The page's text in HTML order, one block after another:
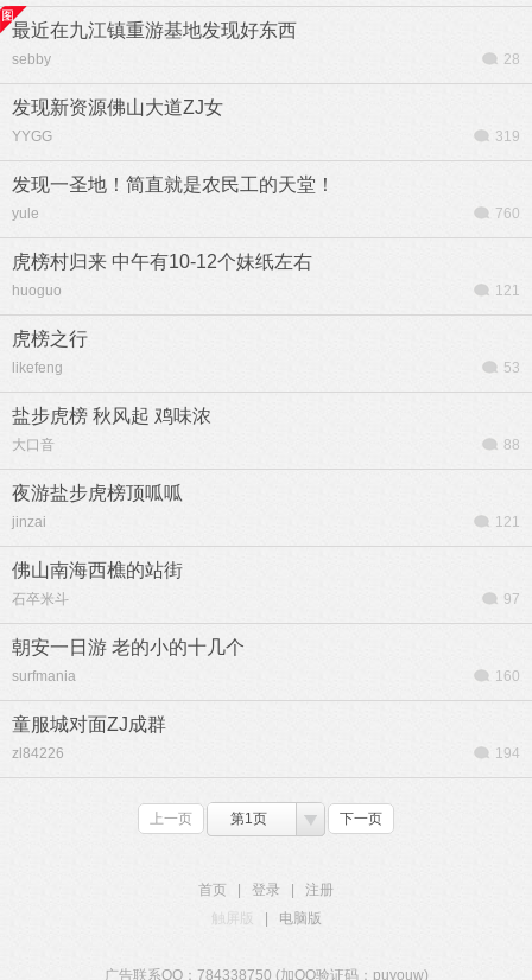
最近在九江镇重游基地发现好东西
sebby 28
发现新资源佛山大道ZJ女
YYGG 319
发现一圣地！简直就是农民工的天堂！
yule 760
虎榜村归来 中午有10-12个妹纸左右
huoguo 121
虎榜之行
likefeng 53
盐步虎榜 秋风起 鸡味浓
大口音 88
夜游盐步虎榜顶呱呱
jinzai 121
佛山南海西樵的站街
石卒米斗 97
朝安一日游 老的小的十几个
surfmania 160
童服城对面ZJ成群
zl84226 194
上一页 第1页 下一页
首页 登录
注册
触屏版
电脑版
广告联系QQ：784338750 (加QQ验证码：puyouw)